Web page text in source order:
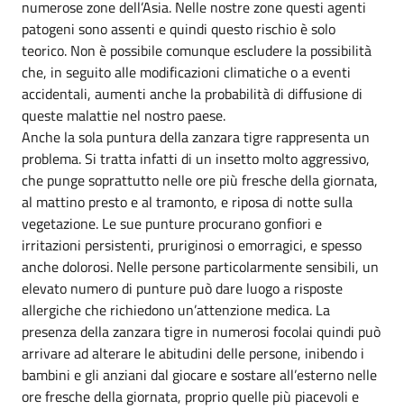
numerose zone dell’Asia. Nelle nostre zone questi agenti
patogeni sono assenti e quindi questo rischio è solo
teorico. Non è possibile comunque escludere la possibilità
che, in seguito alle modificazioni climatiche o a eventi
accidentali, aumenti anche la probabilità di diffusione di
queste malattie nel nostro paese.
Anche la sola puntura della zanzara tigre rappresenta un
problema. Si tratta infatti di un insetto molto aggressivo,
che punge soprattutto nelle ore più fresche della giornata,
al mattino presto e al tramonto, e riposa di notte sulla
vegetazione. Le sue punture procurano gonfiori e
irritazioni persistenti, pruriginosi o emorragici, e spesso
anche dolorosi. Nelle persone particolarmente sensibili, un
elevato numero di punture può dare luogo a risposte
allergiche che richiedono un’attenzione medica. La
presenza della zanzara tigre in numerosi focolai quindi può
arrivare ad alterare le abitudini delle persone, inibendo i
bambini e gli anziani dal giocare e sostare all’esterno nelle
ore fresche della giornata, proprio quelle più piacevoli e